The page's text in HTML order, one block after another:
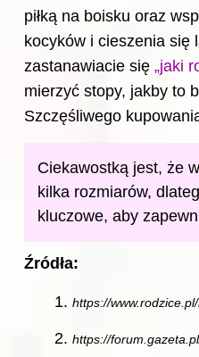
piłką na boisku oraz
kocyków i cieszenia się
zastanawiacie się „jaki
mierzyć stopy, jakby to
Szczęśliwego
Ciekawostką jest, że
kilka rozmiarów,
kluczowe, aby
Źródła:
https://
https://